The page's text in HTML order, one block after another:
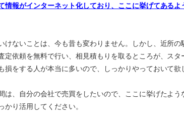
情報がインターネット化しており、ここに挙げてある
けないことは、今も昔も変わりません。しかし、近所
定依頼を無料で行い、相見積もりを取るところが、スタ
損をする人が本当に多いので、しっかりやっておいて欲
は、自分の会社で売買をしたいので、ここに挙げたよ
り活用してください。